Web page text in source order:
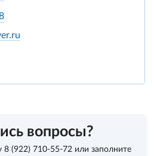
вопросы?
8 (922) 710-55-72 или заполните